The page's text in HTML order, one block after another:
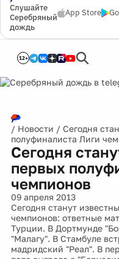
Слушайте
Серебряный
дождь
App Store
12+
/ Новости / Сегодня
полуфиналиста Лиги
Сегодня
первых
чемпионов
09 апреля 2013
Сегодня станут
чемпионов: ответные
Турции. В Дортмунде
"Малагу". В Стамбуле
мадридский "Реал". В